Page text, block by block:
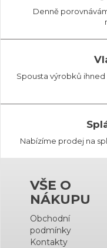
Denně
Spousta výrobků
Nabízíme prodej na
VŠE O
NÁKUPU
Obchodní
podmínky
Kontakty